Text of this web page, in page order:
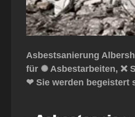
Asbestsanierung
für ✺ Asbestarbeiten, ❌
❤ Sie werden begeistert